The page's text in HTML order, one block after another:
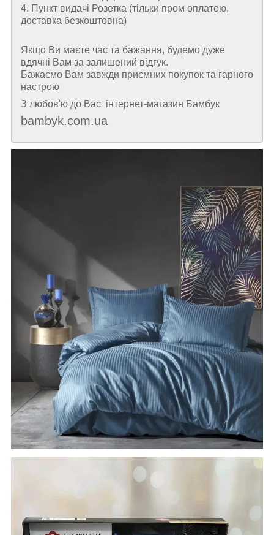
4. Пункт видачі Розетка (тільки пром оплатою,
доставка безкоштовна)
Якщо Ви маєте час та бажання, будемо дуже
вдячні Вам за залишений відгук.
Бажаємо Вам завжди приємних покупок та гарного
настрою
З любов'ю до Вас інтернет-магазин Бамбук
bambyk.com.ua